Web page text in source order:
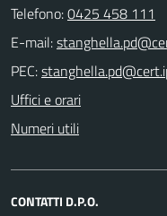
Telefono:0425 458 111
E-mail:
PEC:
Uffici e orari
Numeri utili
CONTATTI D.P.O.